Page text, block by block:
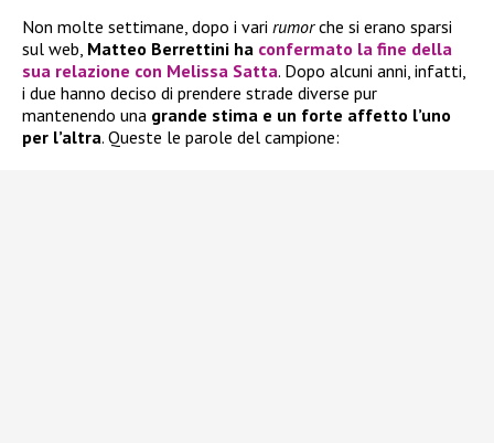
Non molte settimane, dopo i vari rumorche si erano sparsi
sul web, Matteo Berrettini ha confermato la fine della
sua relazione con Melissa Satta. Dopo alcuni anni, infatti,
i due hanno deciso di prendere strade diverse pur
mantenendo una grande stima e un forte affetto l’uno
per l’altra. Queste le parole del campione: